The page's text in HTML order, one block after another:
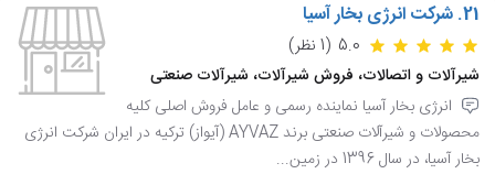
21. شرکت انرژی بخار آسیا
5.0 (1 نظر)
شیرآلات و اتصالات، فروش شیرآلات، شیرآلات صنعتی
انرژی بخار آسیا نماینده رسمی و عامل فروش اصلی کلیه
محصولات و شیرآلات صنعتی برند AYVAZ (آیواز) ترکیه در ایران شرکت انرژی
بخار آسیا، در سال 1396 در زمین...